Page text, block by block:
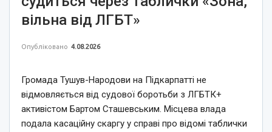
вільна від ЛГБТ»
Опубліковано 4.08.2026
Громада Тушув-Народови на Підкарпатті не
відмовляється від судової боротьби з ЛГБТК+
активістом Бартом Сташевським. Місцева влада
подала касаційну скаргу у справі про відомі таблички